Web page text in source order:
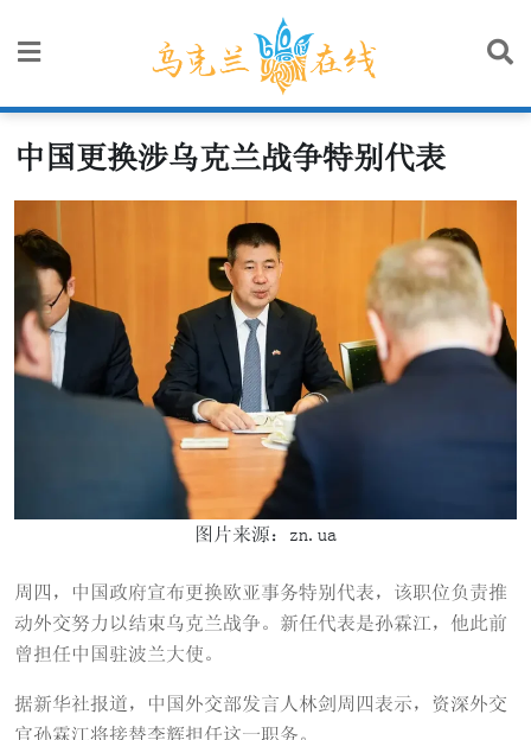
中国更换涉乌克兰战争特别代表
图片来源：zn.ua
周四，中国政府宣布更换欧亚事务特别代表，该职位负责推
动外交努力以结束乌克兰战争。新任代表是孙霖江，他此前
曾担任中国驻波兰大使。
据新华社报道，中国外交部发言人林剑周四表示，资深外交
官孙霖江将接替李辉担任这一职务。